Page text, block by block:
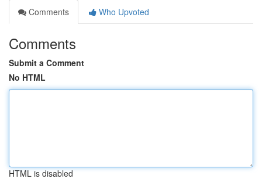
Comments
Who Upvoted
Comments
Submit a Comment
No HTML
HTML is disabled